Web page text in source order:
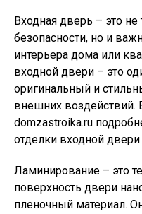
Входная дверь – это
безопасности, но и
интерьера дома или
входной двери – это
оригинальный и
внешних воздействий.
domzastroika.ru
отделки входной
Ламинирование – это
поверхность двери
пленочный материал.